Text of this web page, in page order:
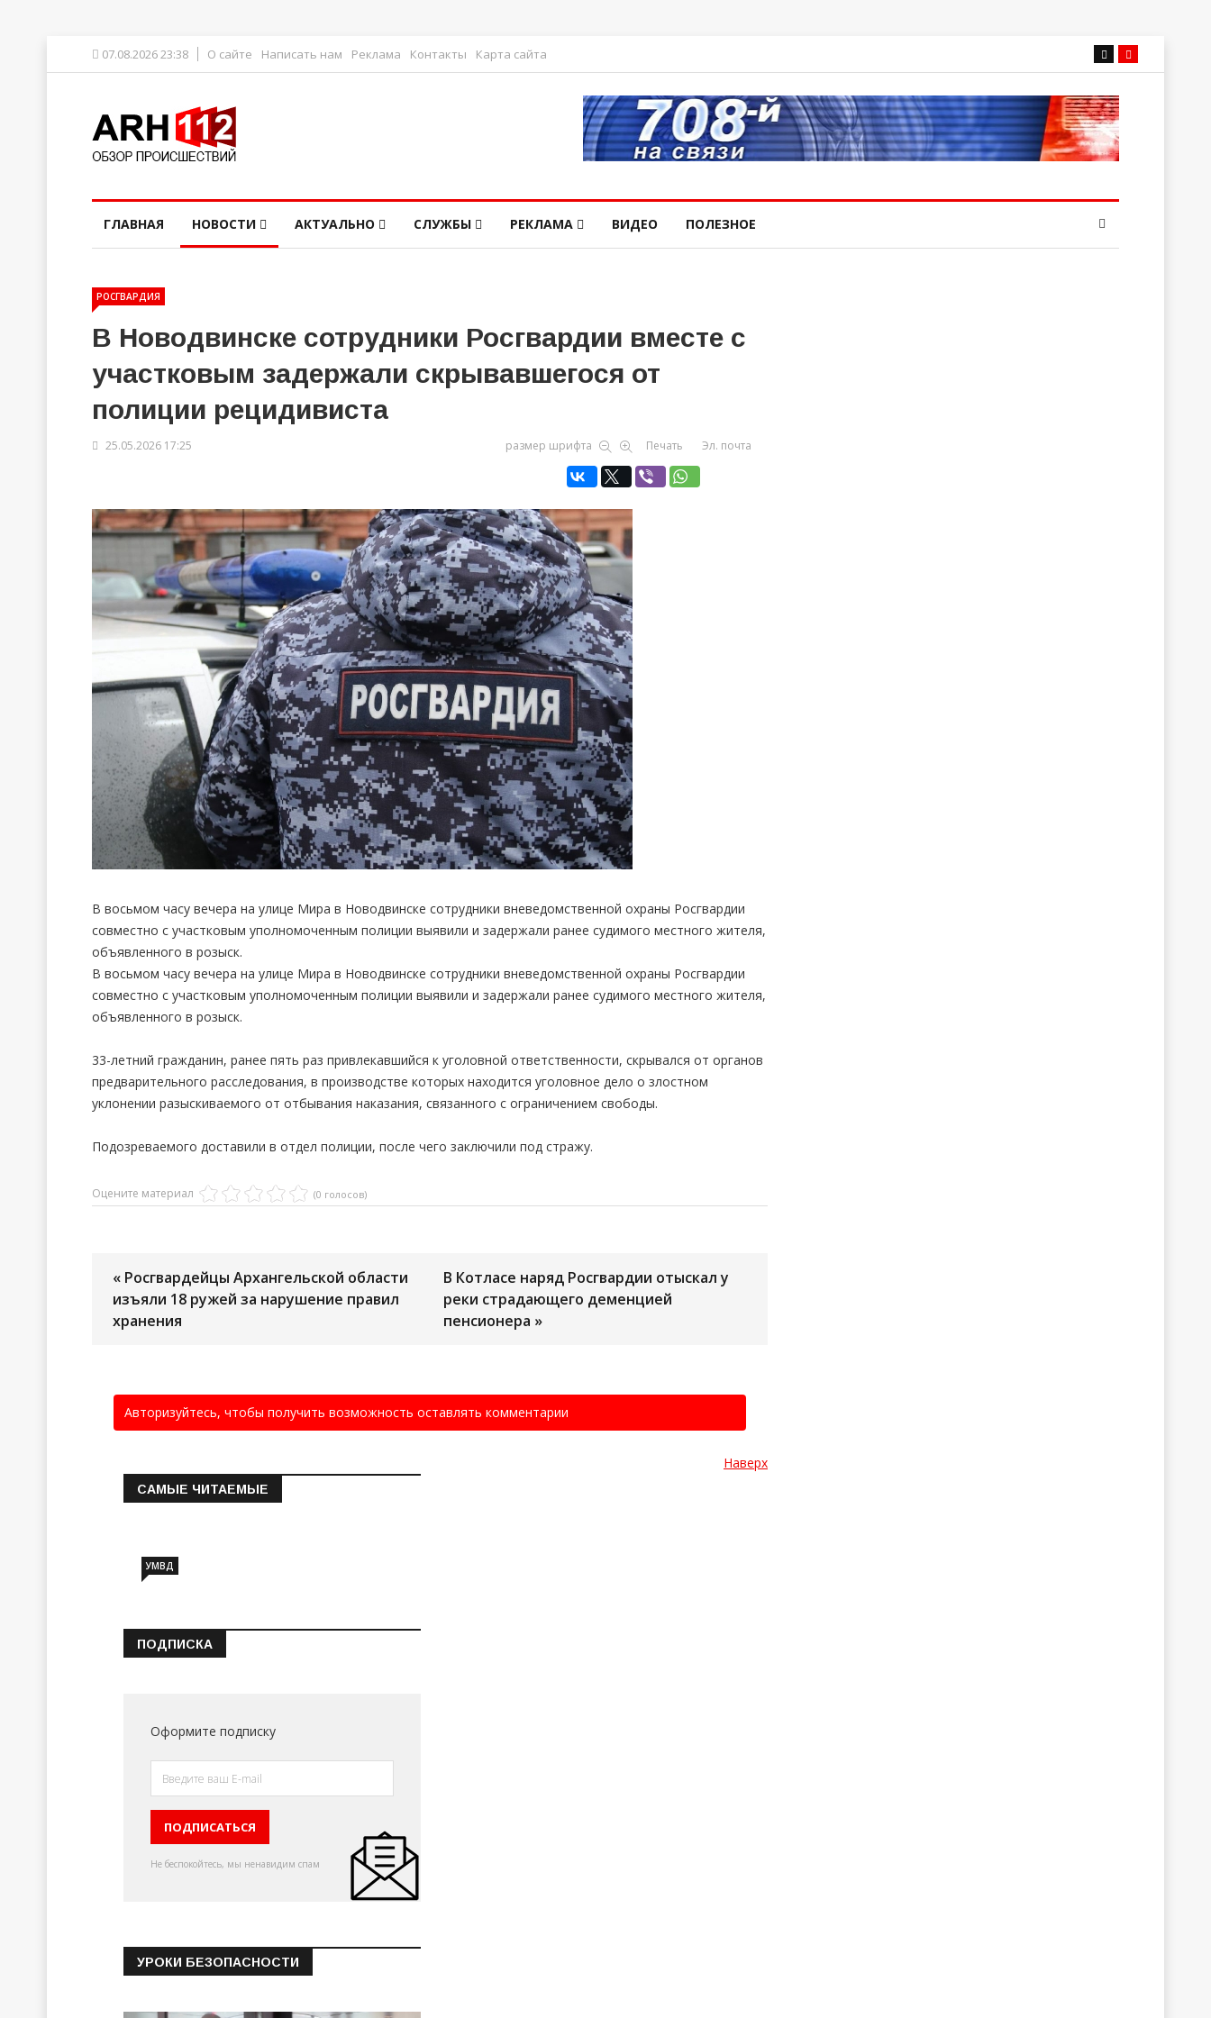
07.08.2026 23:38 О сайте Написать нам Реклама Контакты Карта сайта
ГЛАВНАЯ НОВОСТИ АКТУАЛЬНО СЛУЖБЫ РЕКЛАМА ВИДЕО ПОЛЕЗНОЕ
РОСГВАРДИЯ
В Новодвинске сотрудники Росгвардии вместе с
участковым задержали скрывавшегося от
полиции рецидивиста
25.05.2026 17:25 размер шрифта Печать Эл. почта
В восьмом часу вечера на улице Мира в Новодвинске сотрудники вневедомственной охраны Росгвардии
совместно с участковым уполномоченным полиции выявили и задержали ранее судимого местного жителя,
объявленного в розыск.
В восьмом часу вечера на улице Мира в Новодвинске сотрудники вневедомственной охраны Росгвардии
совместно с участковым уполномоченным полиции выявили и задержали ранее судимого местного жителя,
объявленного в розыск.
33-летний гражданин, ранее пять раз привлекавшийся к уголовной ответственности, скрывался от органов
предварительного расследования, в производстве которых находится уголовное дело о злостном
уклонении разыскиваемого от отбывания наказания, связанного с ограничением свободы.
Подозреваемого доставили в отдел полиции, после чего заключили под стражу.
Оцените материал (0 голосов)
« Росгвардейцы Архангельской области
изъяли 18 ружей за нарушение правил
хранения
В Котласе наряд Росгвардии отыскал у
реки страдающего деменцией
пенсионера »
Авторизуйтесь, чтобы получить возможность оставлять комментарии
Наверх
САМЫЕ ЧИТАЕМЫЕ
Информация о состоянии
УМВД
ПОДПИСКА
Оформите подписку
Не беспокойтесь, мы ненавидим спам
УРОКИ БЕЗОПАСНОСТИ